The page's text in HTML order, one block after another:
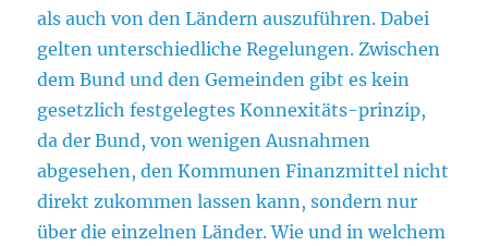
als auch von den Ländern auszuführen. Dabei
gelten unterschiedliche Regelungen. Zwischen
dem Bund und den Gemeinden gibt es kein
gesetzlich festgelegtes Konnexitäts-prinzip,
da der Bund, von wenigen Ausnahmen
abgesehen, den Kommunen Finanzmittel nicht
direkt zukommen lassen kann, sondern nur
über die einzelnen Länder. Wie und in welchem